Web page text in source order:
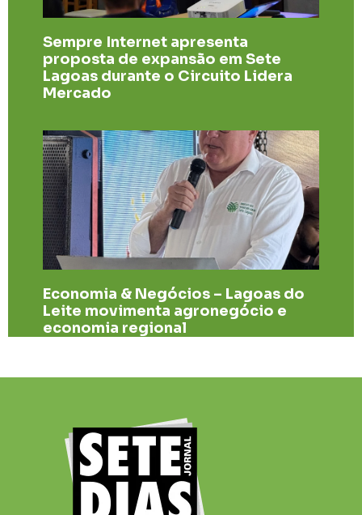
Sempre Internet apresenta
proposta de expansão em Sete
Lagoas durante o Circuito Lidera
Mercado
Economia & Negócios – Lagoas do
Leite movimenta agronegócio e
economia regional